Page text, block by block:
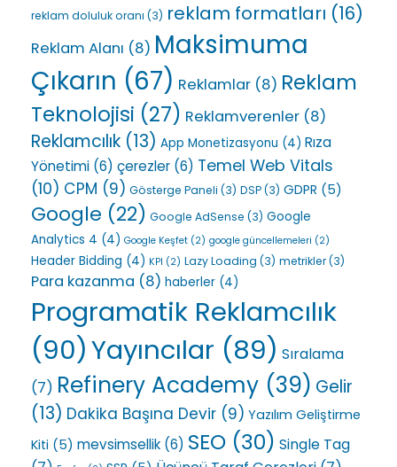
reklam doluluk oranı (3) reklam formatları (16)
Reklam Alanı (8) Maksimuma
Çıkarın (67) Reklamlar (8) Reklam
Teknolojisi (27) Reklamverenler (8)
Reklamcılık (13) App Monetizasyonu (4) Rıza
Yönetimi (6) çerezler (6) Temel Web Vitals
(10) CPM (9) Gösterge Paneli (3) DSP(3) GDPR (5)
Google (22) Google AdSense (3) Google
Analytics 4 (4) Google Keşfet (2) google güncellemeleri (2)
Header Bidding (4) KPI (2) Lazy Loading (3) metrikler(3)
Para kazanma (8) haberler (4)
Programatik Reklamcılık
(90)Yayıncılar (89) Sıralama
(7) Refinery Academy (39) Gelir
(13) Dakika Başına Devir (9) Yazılım Geliştirme
Kiti (5) mevsimsellik (6) SEO (30) Single Tag